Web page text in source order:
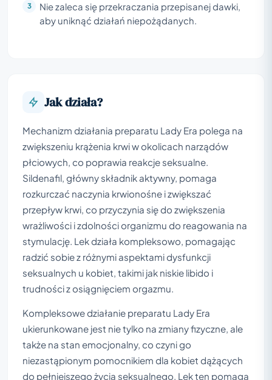
Nie zaleca się przekraczania przepisanej dawki,
aby uniknąć działań niepożądanych.
Jak działa?
Mechanizm działania preparatu Lady Era polega na
zwiększeniu krążenia krwi w okolicach narządów
płciowych, co poprawia reakcje seksualne.
Sildenafil, główny składnik aktywny, pomaga
rozkurczać naczynia krwionośne i zwiększać
przepływ krwi, co przyczynia się do zwiększenia
wrażliwości i zdolności organizmu do reagowania na
stymulację. Lek działa kompleksowo, pomagając
radzić sobie z różnymi aspektami dysfunkcji
seksualnych u kobiet, takimi jak niskie libido i
trudności z osiągnięciem orgazmu.
Kompleksowe działanie preparatu Lady Era
ukierunkowane jest nie tylko na zmiany fizyczne, ale
także na stan emocjonalny, co czyni go
niezastąpionym pomocnikiem dla kobiet dążących
do pełniejszego życia seksualnego. Lek ten pomaga